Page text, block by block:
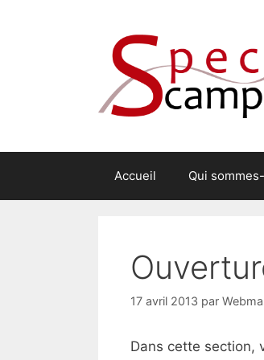
Accueil Qui
17 avril 2013 par
Dans cette section,